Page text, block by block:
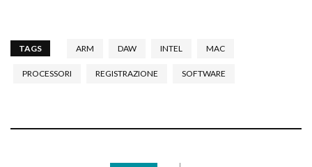
TAGS ARM DAW INTEL MAC
PROCESSORI REGISTRAZIONE SOFTWARE